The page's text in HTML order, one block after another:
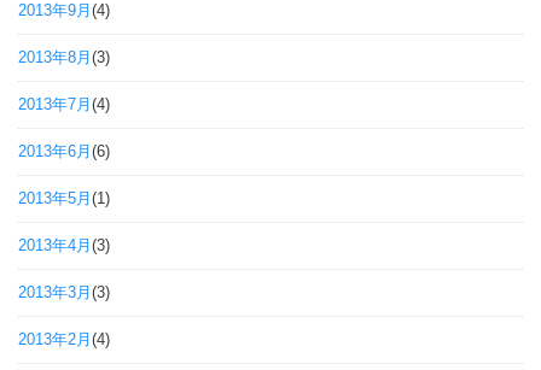
2013年9月 (4)
2013年8月 (3)
2013年7月 (4)
2013年6月 (6)
2013年5月 (1)
2013年4月 (3)
2013年3月 (3)
2013年2月 (4)